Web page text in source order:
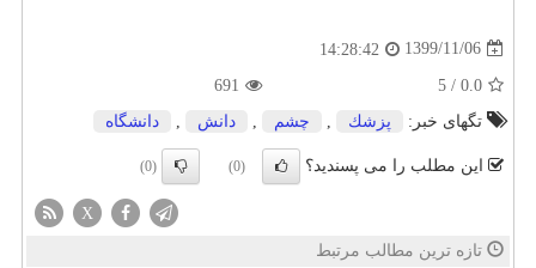
1399/11/06
14:28:42
0.0
/
5
691
تگهای خبر:
پزشك چشم دانش دانشگاه
این مطلب را می پسندید؟ (0)
(0)
X
تازه ترین مطالب مرتبط